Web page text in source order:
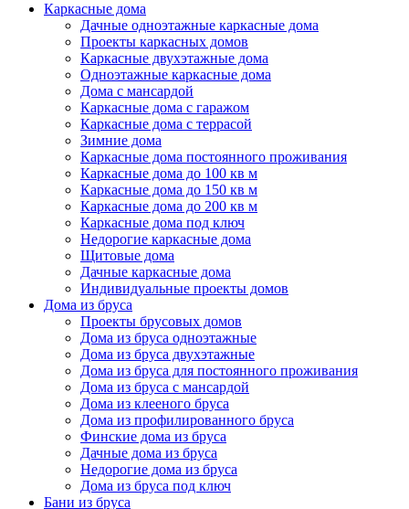
Каркасные дома
Дачные одноэтажные каркасные дома
Проекты каркасных домов
Каркасные двухэтажные дома
Одноэтажные каркасные дома
Дома с мансардой
Каркасные дома с гаражом
Каркасные дома с террасой
Зимние дома
Каркасные дома постоянного проживания
Каркасные дома до 100 кв м
Каркасные дома до 150 кв м
Каркасные дома до 200 кв м
Каркасные дома под ключ
Недорогие каркасные дома
Щитовые дома
Дачные каркасные дома
Индивидуальные проекты домов
Дома из бруса
Проекты брусовых домов
Дома из бруса одноэтажные
Дома из бруса двухэтажные
Дома из бруса для постоянного проживания
Дома из бруса с мансардой
Дома из клееного бруса
Дома из профилированного бруса
Финские дома из бруса
Дачные дома из бруса
Недорогие дома из бруса
Дома из бруса под ключ
Бани из бруса